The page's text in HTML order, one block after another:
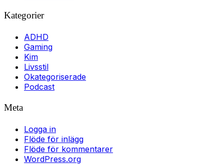
Kategorier
ADHD
Gaming
Kim
Livsstil
Okategoriserade
Podcast
Meta
Logga in
Flöde för inlägg
Flöde för kommentarer
WordPress.org